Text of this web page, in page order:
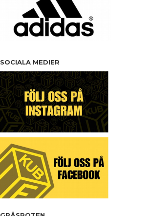
SOCIALA MEDIER